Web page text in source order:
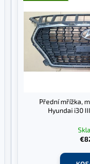
Přední mřížka,
Hyundai i30